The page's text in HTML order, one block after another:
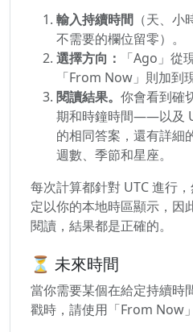
輸入持續時間 （天、
不需要的欄位留零）。
選擇方向：
「Ago」從
「From Now」則加到
閱讀結果。 你會看到確
期和時鐘時間——以及
的相同答案，還有詳細
週數、季節和星座。
每次計算都針對 UTC 進行
定以你的本地時區顯示，因
閱讀，結果都是正確的。
⏳ 未來時間
當你需要某個在給定持續時
戳時，請使用「From Now